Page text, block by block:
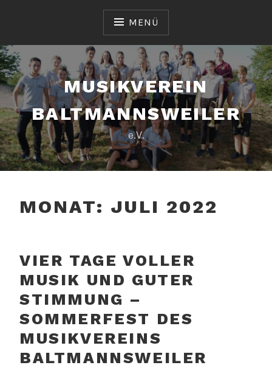
MENÜ
MUSIKVEREIN
BALTMANNSWEILER
e.V.
MONAT: JULI 2022
VIER TAGE VOLLER
MUSIK UND GUTER
STIMMUNG –
SOMMERFEST DES
MUSIKVEREINS
BALTMANNSWEILER